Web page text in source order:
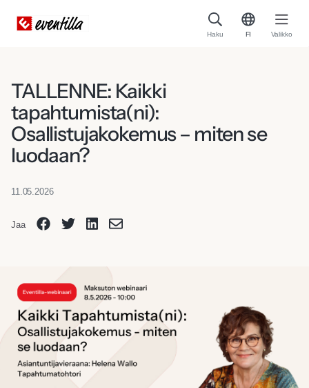
Haku FI Valikko
TALLENNE: Kaikki
tapahtumista(ni):
Osallistujakokemus – miten se
luodaan?
11.05.2026
Jaa